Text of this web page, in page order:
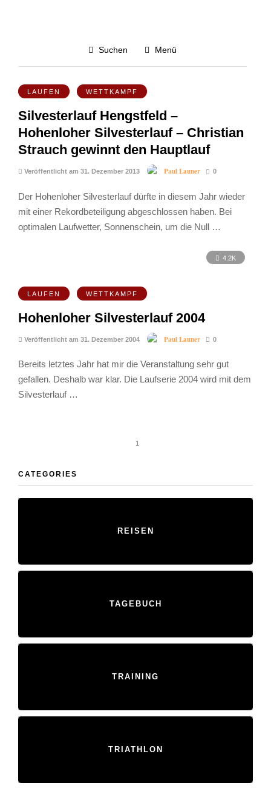
Suchen Menü
LAUFEN WETTKAMPF
Silvesterlauf Hengstfeld –
Hohenloher Silvesterlauf – Christian
Strauch gewinnt den Hauptlauf
Veröffentlicht am 31. Dezember 2013 Paul Launer 0
Der Hohenloher Silvesterlauf dürfte in diesem Jahr wieder
mit einer Rekordbeteiligung abgeschlossen haben. Bei
optimalen Laufwetter, Sonnenschein, um die Null …
4.2K
LAUFEN WETTKAMPF
Hohenloher Silvesterlauf 2004
Veröffentlicht am 31. Dezember 2004 Paul Launer 0
Bereits letztes Jahr hat mir die Veranstaltung sehr gut
gefallen. Deshalb war klar. Die Laufserie 2004 wird mit dem
Silvesterlauf …
1
CATEGORIES
REISEN
TAGEBUCH
TRAINING
TRIATHLON